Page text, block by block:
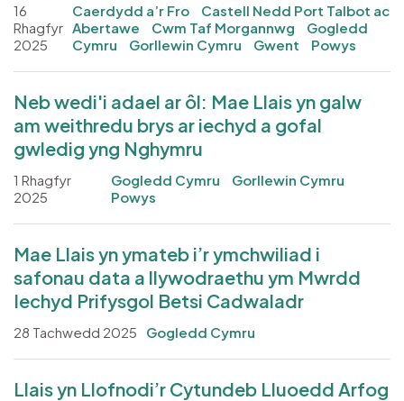
16
Rhagfyr
2025
Caerdydd a’r Fro
Castell Nedd Port Talbot ac
Abertawe
Cwm Taf Morgannwg
Gogledd
Cymru
Gorllewin Cymru Gwent Powys
Neb wedi'i adael ar ôl: Mae Llais yn galw
am weithredu brys ar iechyd a gofal
gwledig yng Nghymru
1 Rhagfyr
2025
Gogledd Cymru
Gorllewin Cymru
Powys
Mae Llais yn ymateb i’r ymchwiliad i
safonau data a llywodraethu ym Mwrdd
Iechyd Prifysgol Betsi Cadwaladr
28 Tachwedd 2025 Gogledd Cymru
Llais yn Llofnodi’r Cytundeb Lluoedd Arfog